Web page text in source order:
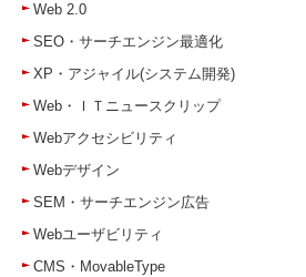
Web 2.0
SEO・サーチエンジン最適化
XP・アジャイル(システム開発)
Web・ＩＴニュースクリップ
Webアクセシビリティ
Webデザイン
SEM・サーチエンジン広告
Webユーザビリティ
CMS・MovableType